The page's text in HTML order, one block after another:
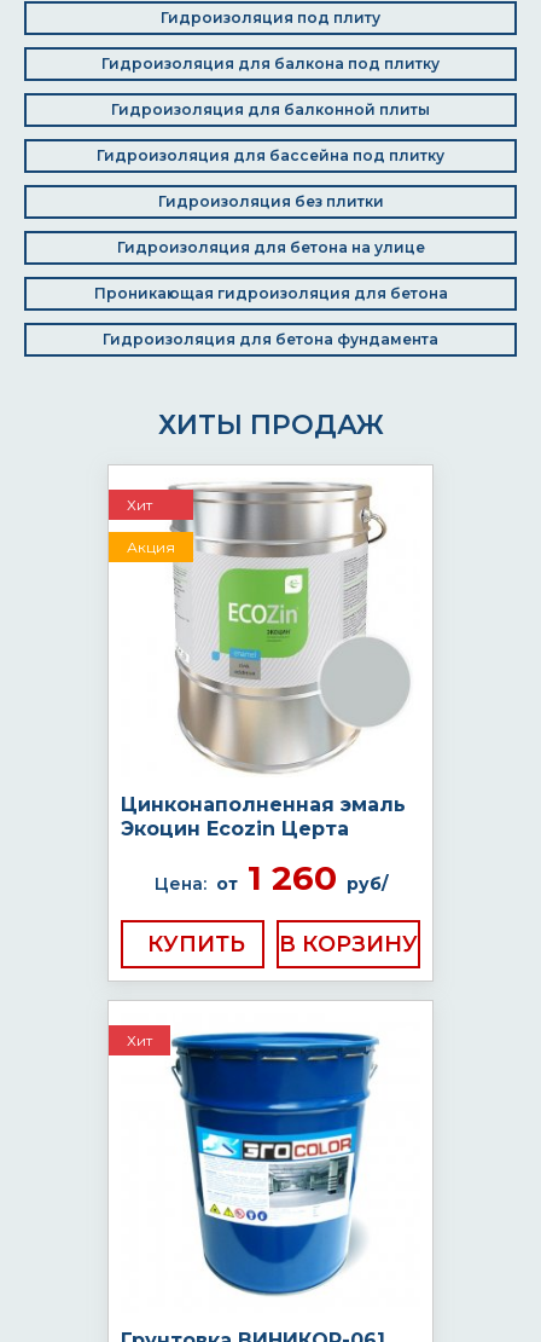
Гидроизоляция под плиту
Гидроизоляция для балкона под плитку
Гидроизоляция для балконной плиты
Гидроизоляция для бассейна под плитку
Гидроизоляция без плитки
Гидроизоляция для бетона на улице
Проникающая гидроизоляция для бетона
Гидроизоляция для бетона фундамента
ХИТЫ ПРОДАЖ
Хит
Акция
Цинконаполненная эмаль
Экоцин Ecozin Церта
Цена: от1 260 руб/
КУПИТЬ
Хит